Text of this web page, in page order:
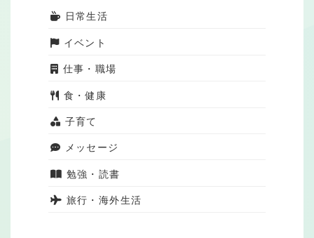
日常生活
イベント
仕事・職場
食・健康
子育て
メッセージ
勉強・読書
旅行・海外生活